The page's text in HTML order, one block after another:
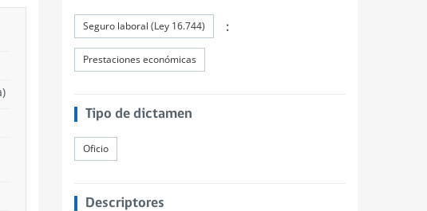
Seguro laboral (Ley 16.744) :
Prestaciones económicas
Tipo de dictamen
Oficio
Descriptores